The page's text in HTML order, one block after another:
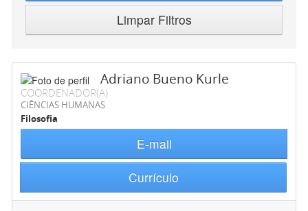
Limpar Filtros
Adriano Bueno Kurle
COORDENADOR(A)
CIÊNCIAS HUMANAS
Filosofia
E-mail
Currículo